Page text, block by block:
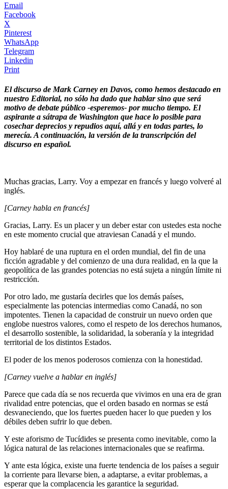
Email
Facebook
X
Pinterest
WhatsApp
Telegram
Linkedin
Print
El discurso de Mark Carney en Davos, como hemos destacado en
nuestro Editorial, no sólo ha dado que hablar sino que será
motivo de debate público -esperemos- por mucho tiempo. El
aspirante a sátrapa de Washington que hace lo posible para
cosechar deprecios y repudios aquí, allá y en todas partes, lo
merecía. A continuación, la versión de la transcripción del
discurso en español.
Muchas gracias, Larry. Voy a empezar en francés y luego volveré al
inglés.
[Carney habla en francés]
Gracias, Larry. Es un placer y un deber estar con ustedes esta noche
en este momento crucial que atraviesan Canadá y el mundo.
Hoy hablaré de una ruptura en el orden mundial, del fin de una
ficción agradable y del comienzo de una dura realidad, en la que la
geopolítica de las grandes potencias no está sujeta a ningún límite ni
restricción.
Por otro lado, me gustaría decirles que los demás países,
especialmente las potencias intermedias como Canadá, no son
impotentes. Tienen la capacidad de construir un nuevo orden que
englobe nuestros valores, como el respeto de los derechos humanos,
el desarrollo sostenible, la solidaridad, la soberanía y la integridad
territorial de los distintos Estados.
El poder de los menos poderosos comienza con la honestidad.
[Carney vuelve a hablar en inglés]
Parece que cada día se nos recuerda que vivimos en una era de gran
rivalidad entre potencias, que el orden basado en normas se está
desvaneciendo, que los fuertes pueden hacer lo que pueden y los
débiles deben sufrir lo que deben.
Y este aforismo de Tucídides se presenta como inevitable, como la
lógica natural de las relaciones internacionales que se reafirma.
Y ante esta lógica, existe una fuerte tendencia de los países a seguir
la corriente para llevarse bien, a adaptarse, a evitar problemas, a
esperar que la complacencia les garantice la seguridad.